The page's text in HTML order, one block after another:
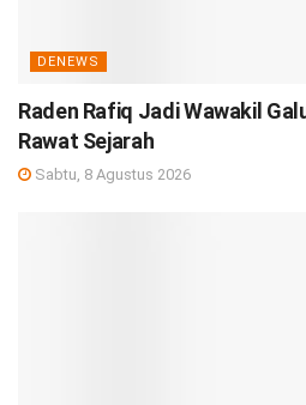
DENEWS
Raden Rafiq Jadi Wawakil
Rawat Sejarah
Sabtu, 8 Agustus 2026